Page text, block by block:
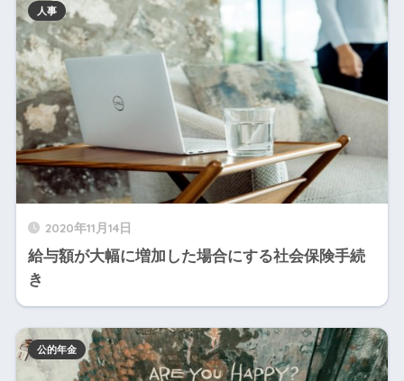
2020年11月14日
給与額が大幅に増加した場合にする社会保険手続
き
人事
公的年金